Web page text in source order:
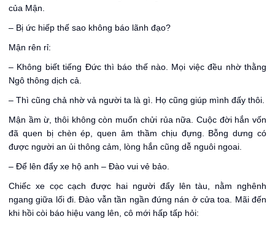
của Mận.
– Bị ức hiếp thế sao không báo lãnh đạo?
Mận rên rỉ:
– Không biết tiếng Đức thì báo thế nào. Mọi việc đều nhờ thằng
Ngô thông dịch cả.
– Thì cũng chả nhờ vả người ta là gì. Họ cũng giúp mình đấy thôi.
Mận ầm ừ, thôi không còn muốn chửi rủa nữa. Cuộc đời hắn vốn
đã quen bị chèn ép, quen âm thầm chịu đựng. Bỗng dưng có
được người an ủi thông cảm, lòng hắn cũng dễ nguôi ngoai.
– Để lên đẩy xe hộ anh – Đào vui vẻ bảo.
Chiếc xe cọc cạch được hai người đẩy lên tàu, nằm nghênh
ngang giữa lối đi. Đào vẫn tần ngần đứng nán ở cửa toa. Mãi đến
khi hồi còi báo hiệu vang lên, cô mới hấp tấp hỏi: